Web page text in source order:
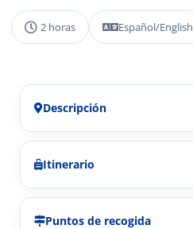
2 horas Español/English
Descripción
Itinerario
Puntos de recogida